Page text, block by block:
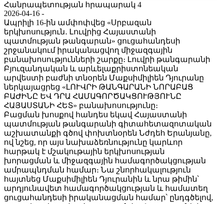
Հանրապետության հրապարակ 4
2026-04-16 -
Ապրիլի 16-ին ամփոփվեց «Սրբազան
երկխոսություն․ Լուվրից Հայաստանի
պատմության թանգարան» ցուցահանդեսի
շրջանակում իրականացվող միջազգային
բանախոսությունների շարքը։ Լուվրի թանգարանի
Բյուզանդական և արևելաքրիստոնեական
արվեստի բաժնի տնօրեն Մաքսիմիլիեն Դյուրանը
ներկայացրեց «ԼՈՒՎՐԻ ԹԱՆԳԱՐԱՆԻ ՆՈՐԱԲԱՑ
ԲԱԺԻՆԸ ԵՎ ԴՐԱ ՀԱՄԱԳՈՐԾԱԿՑՈՒԹՅՈՒՆԸ
ՀԱՅԱՍՏԱՆԻ ՀԵՏ» բանախոսությունը։
Բացման խոսքով հանդես եկավ Հայաստանի
պատմության թանգարանի գիտահետազոտական
աշխատանքի գծով փոխտնօրեն Նժդեհ Երանյանը,
ով նշեց, որ այս նախաձեռնությունը կարևոր
հարթակ է մշակութային երկխոսության
խորացման և միջազգային համագործակցության
ամրապնդման համար։ Նա շնորհակալություն
հայտնեց Մաքսիմիլիեն Դյուրանին և նրա թիմին՝
արդյունավետ համագործակցության և համատեղ
ցուցահանդեսի իրականացման համար՝ ընդգծելով,